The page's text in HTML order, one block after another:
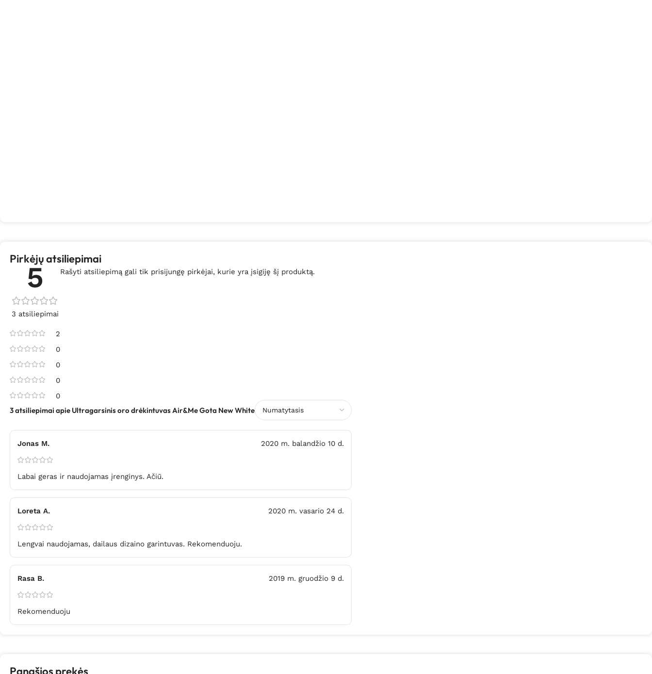
Pirkėjų atsiliepimai
5
3 atsiliepimai
2
0
0
0
0
3 atsiliepimai apie Ultragarsinis oro drėkintuvas Air&Me Gota New White
Jonas M. 2020 m. balandžio 10 d.
Labai geras ir naudojamas įrenginys. Ačiū.
Loreta A. 2020 m. vasario 24 d.
Lengvai naudojamas, dailaus dizaino garintuvas. Rekomenduoju.
Rasa B. 2019 m. gruodžio 9 d.
Rekomenduoju
Rašyti atsiliepimą gali tik prisijungę pirkėjai, kurie yra įsigiję šį produktą.